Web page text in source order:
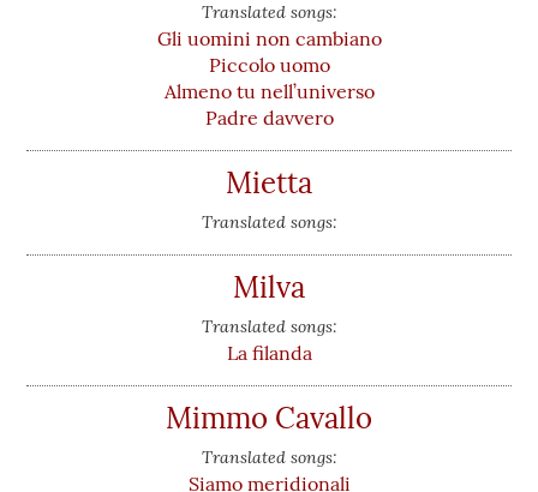
Translated songs:
Gli uomini non cambiano
Piccolo uomo
Almeno tu nell’universo
Padre davvero
Mietta
Translated songs:
Milva
Translated songs:
La filanda
Mimmo Cavallo
Translated songs:
Siamo meridionali